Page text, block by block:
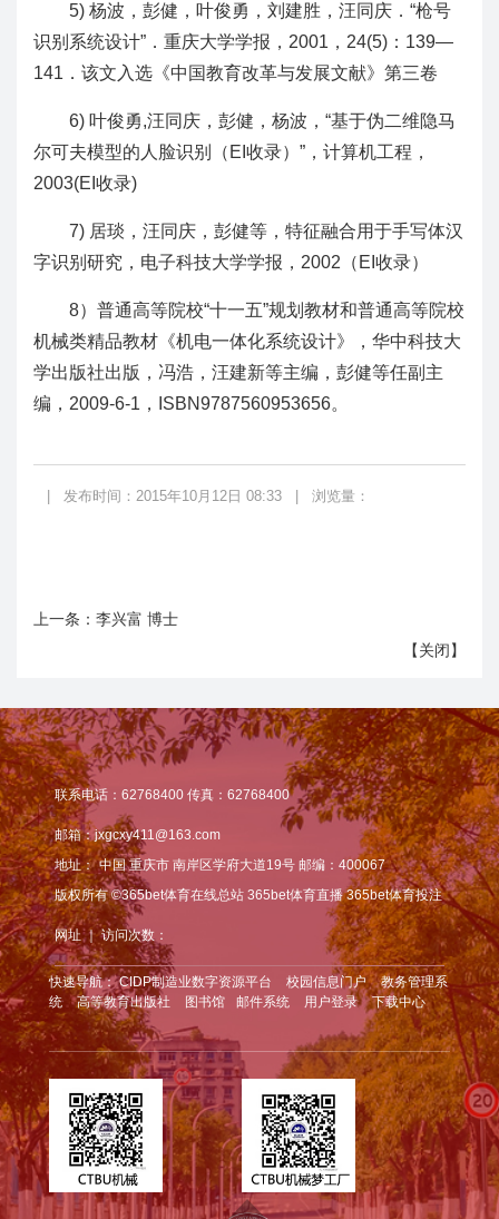
5) 杨波，彭健，叶俊勇，刘建胜，汪同庆．“枪号
识别系统设计”．重庆大学学报，2001，24(5)：139—
141．该文入选《中国教育改革与发展文献》第三卷
6) 叶俊勇,汪同庆，彭健，杨波，“基于伪二维隐马
尔可夫模型的人脸识别（EI收录）”，计算机工程，
2003(EI收录)
7) 居琰，汪同庆，彭健等，特征融合用于手写体汉
字识别研究，电子科技大学学报，2002（EI收录）
8）普通高等院校“十一五”规划教材和普通高等院校
机械类精品教材《机电一体化系统设计》，华中科技大
学出版社出版，冯浩，汪建新等主编，彭健等任副主
编，2009-6-1，ISBN9787560953656。
发布时间：2015年10月12日 08:33 浏览量：
上一条： 李兴富 博士
【关闭】
联系电话：62768400 传真：62768400
邮箱：jxgcxy411@163.com
地址： 中国 重庆市 南岸区学府大道19号 邮编：400067
版权所有 ©365bet体育在线总站 365bet体育直播 365bet体育投注
网址 ｜ 访问次数：
快速导航： CIDP制造业数字资源平台 校园信息门户
教务管理系
统
高等教育出版社 图书馆 邮件系统 用户登录 下载中心